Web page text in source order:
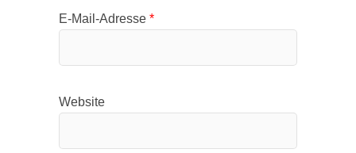
E-Mail-Adresse *
Website